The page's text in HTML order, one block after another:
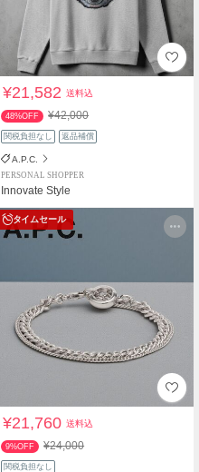
¥21,582送料込
48%OFF ¥42,000
関税負担なし 返品補償
A.P.C.
PERSONAL SHOPPER
Innovate Style
タイムセール
¥21,760送料込
9%OFF ¥24,000
関税負担なし